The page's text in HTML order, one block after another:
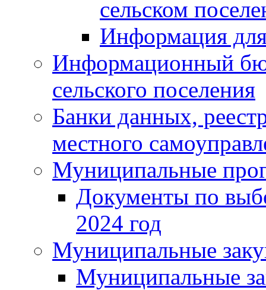
сельском
Информация
Информационный
сельского поселения
Банки данных,
местного
Муниципальные
Документы по
2024 год
Муниципальные
Муниципальные